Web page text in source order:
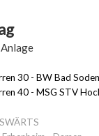
30 - BW Bad
40 - MSG STV